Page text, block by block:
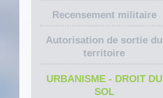
Recensement militaire
Autorisation de sortie du
territoire
URBANISME - DROIT DU
SOL